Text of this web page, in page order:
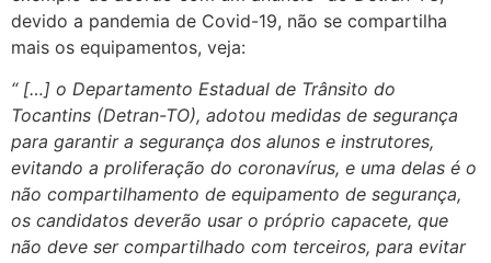
devido a pandemia de Covid-19, não se compartilha
mais os equipamentos, veja:
“ […] o Departamento Estadual de Trânsito do
Tocantins (Detran-TO), adotou medidas de segurança
para garantir a segurança dos alunos e instrutores,
evitando a proliferação do coronavírus, e uma delas é o
não compartilhamento de equipamento de segurança,
os candidatos deverão usar o próprio capacete, que
não deve ser compartilhado com terceiros, para evitar